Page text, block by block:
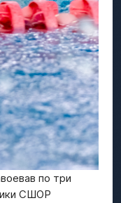
по три
СШОР